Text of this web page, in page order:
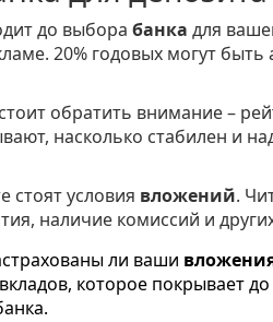
до выбора банка для
20% годовых могут
обратить внимание –
насколько стабилен и
стоят условия вложений.
наличие комиссий и
ли ваши
которое покрывает